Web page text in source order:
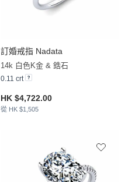
訂婚戒指 Nadata
14k 白色K金 & 鋯石
0.11 crt
HK $4,722.00
從 HK $1,505